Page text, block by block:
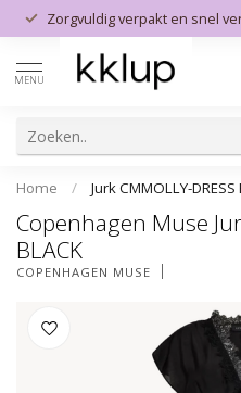
Zorgvuldig verpakt en snel
MENU
Home / Jurk CMMOLLY-DRESS
Copenhagen Muse
BLACK
COPENHAGEN MUSE